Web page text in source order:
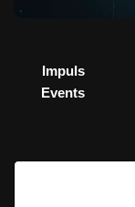
Impuls
Events